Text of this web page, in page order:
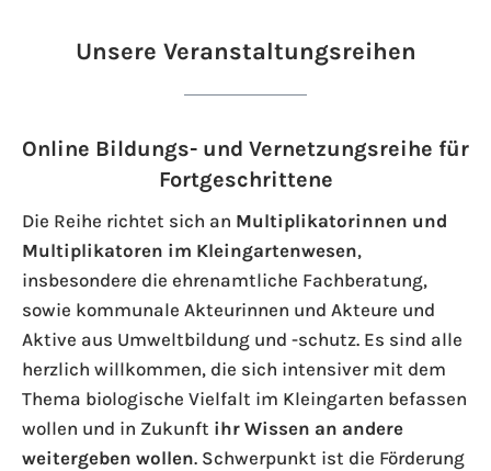
Unsere Veranstaltungsreihen
Online Bildungs- und Vernetzungsreihe für
Fortgeschrittene
Die Reihe richtet sich an Multiplikatorinnen und
Multiplikatoren im Kleingartenwesen,
insbesondere die ehrenamtliche Fachberatung,
sowie kommunale Akteurinnen und Akteure und
Aktive aus Umweltbildung und -schutz. Es sind alle
herzlich willkommen, die sich intensiver mit dem
Thema biologische Vielfalt im Kleingarten befassen
wollen und in Zukunft ihr Wissen an andere
weitergeben wollen. Schwerpunkt ist die Förderung